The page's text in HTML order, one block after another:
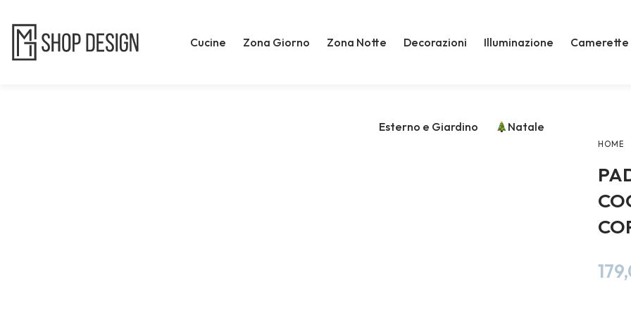
Cucine Zona Giorno Zona Notte Decorazioni Illuminazione Camerette
Esterno e Giardino Natale
HOME